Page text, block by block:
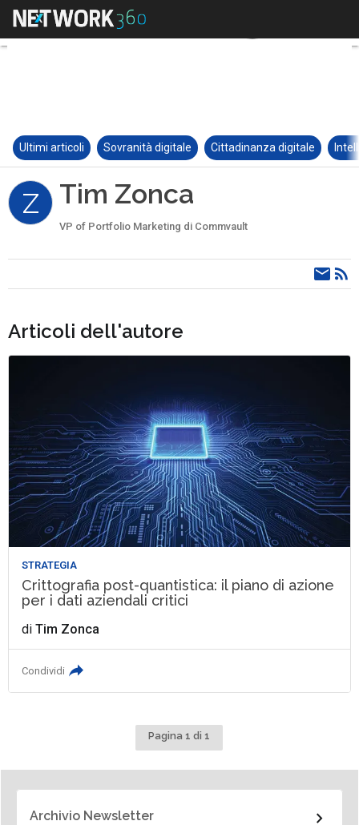
Ultimi articoli Sovranità digitale Cittadinanza digitale
Z Tim Zonca
VP of Portfolio Marketing di Commvault
Articoli dell'autore
STRATEGIA
Crittografia post-quantistica: il piano di azione
per i dati aziendali critici
diTim Zonca
Condividi
Pagina 1 di 1
Archivio Newsletter